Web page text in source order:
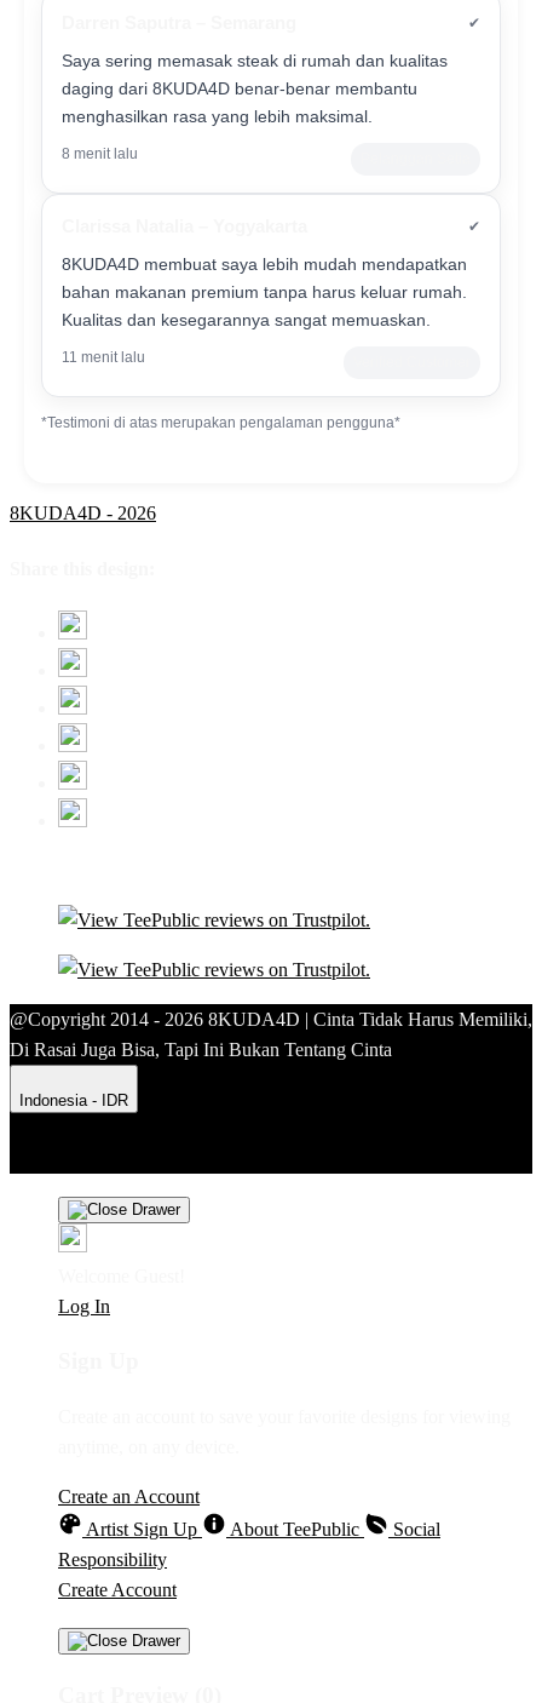
✔
Saya sering memasak steak di rumah dan kualitas
daging dari 8KUDA4D benar-benar membantu
menghasilkan rasa yang lebih maksimal.
8 menit lalu
✔
8KUDA4D membuat saya lebih mudah mendapatkan
bahan makanan premium tanpa harus keluar rumah.
Kualitas dan kesegarannya sangat memuaskan.
11 menit lalu
*Testimoni di atas merupakan pengalaman pengguna*
8KUDA4D - 2026
@Copyright 2014 - 2026 8KUDA4D | Cinta Tidak Harus Memiliki,
Di Rasai Juga Bisa, Tapi Ini Bukan Tentang Cinta
Indonesia - IDR
Log In
Create an Account
Artist Sign Up
About TeePublic
Social
Responsibility
Create Account